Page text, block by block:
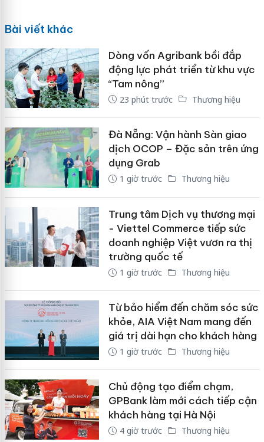
Bài viết khác
Dòng vốn Agribank bồi đắp
động lực phát triển từ khu vực
“Tam nông”
23 phút trước Thương hiệu
Đà Nẵng: Vận hành Sàn giao
dịch OCOP – Đặc sản trên ứng
dụng Grab
1 giờ trước Thương hiệu
Trung tâm Dịch vụ thương mại
- Viettel Commerce tiếp sức
doanh nghiệp Việt vươn ra thị
trường quốc tế
1 giờ trước Thương hiệu
Từ bảo hiểm đến chăm sóc sức
khỏe, AIA Việt Nam mang đến
giá trị dài hạn cho khách hàng
1 giờ trước Thương hiệu
Chủ động tạo điểm chạm,
GPBank làm mới cách tiếp cận
khách hàng tại Hà Nội
4 giờ trước Thương hiệu